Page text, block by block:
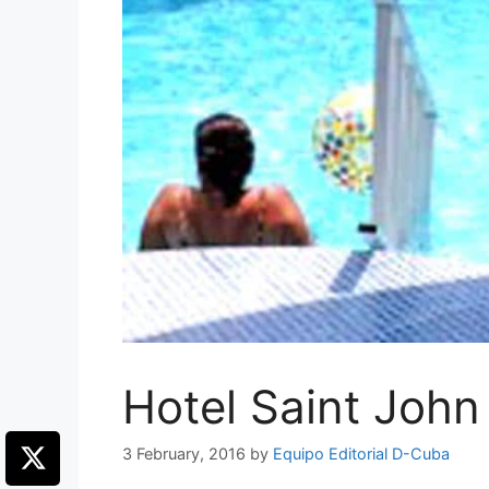
Hotel Saint
3 February, 2016 by Equipo Editorial D-Cuba